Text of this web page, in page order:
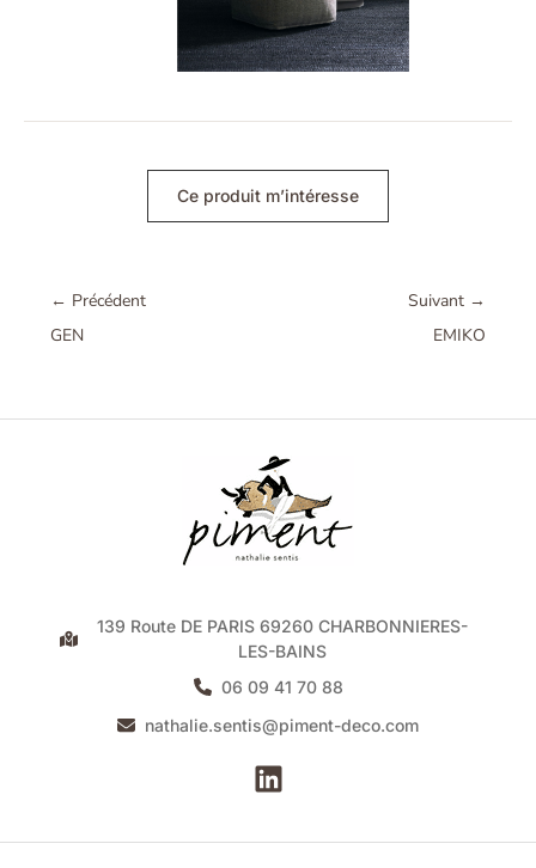
Ce produit m’intéresse
← Précédent
GEN
Suivant →
EMIKO
139 Route DE PARIS 69260 CHARBONNIERES-
LES-BAINS
06 09 41 70 88
nathalie.sentis@piment-deco.com